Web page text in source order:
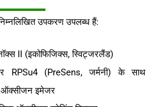
उपकरण उपलब्ध हैं:
II (इकोफिजिक्स, स्विट्जरलैंड)
RPSu4 (PreSens, जर्मनी) के साथ
इमेजर